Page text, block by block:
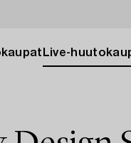
Live-